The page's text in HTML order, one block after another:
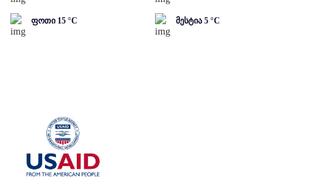
ფოთი 15 °C მესტია 5 °C